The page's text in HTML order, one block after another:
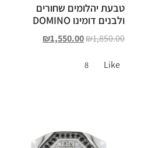
טבעת יהלומים שחורים
ולבנים דומינו DOMINO
₪1,850.00
₪1,550.00
Like
8